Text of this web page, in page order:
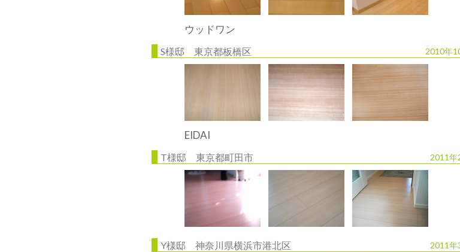
ウッドワン
S様邸 東京都板橋区 2010年
EIDAI
T様邸 東京都町田市 2011年
Y様邸 神奈川県横浜市港北区 2011年